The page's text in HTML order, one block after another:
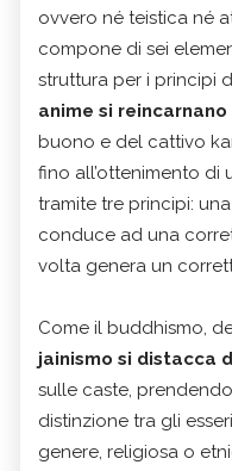
ovvero né teistica né
compone di sei
struttura per i principi
anime si reincarnano
buono e del cattivo
fino all’ottenimento di
tramite tre principi:
conduce ad una
volta genera un
Come il buddhismo,
jainismo si distacca
sulle caste,
distinzione tra gli
genere, religiosa o